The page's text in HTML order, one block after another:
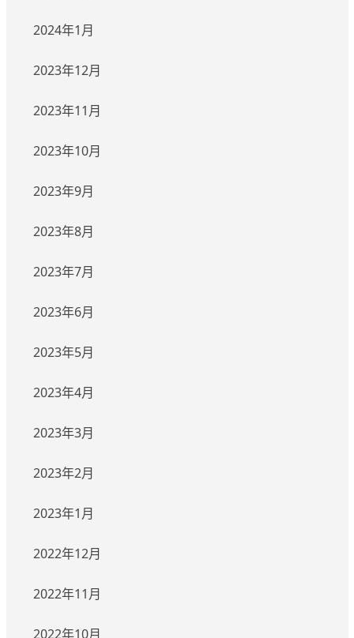
2024年1月
2023年12月
2023年11月
2023年10月
2023年9月
2023年8月
2023年7月
2023年6月
2023年5月
2023年4月
2023年3月
2023年2月
2023年1月
2022年12月
2022年11月
2022年10月